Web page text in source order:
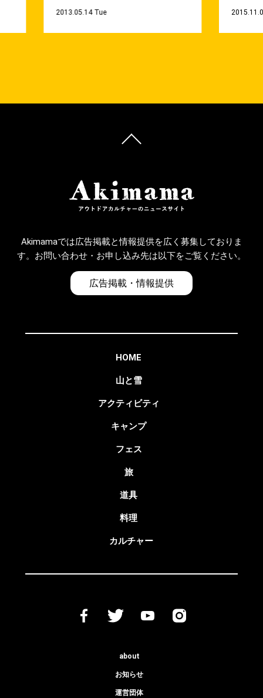
2013.05.14 Tue
Akimamaでは広告掲載と情報提供を広く募集しておりま
す。お問い合わせ・お申し込み先は以下をご覧ください。
広告掲載・情報提供
HOME
山と雪
アクティビティ
キャンプ
フェス
旅
道具
料理
カルチャー
about
お知らせ
運営団体